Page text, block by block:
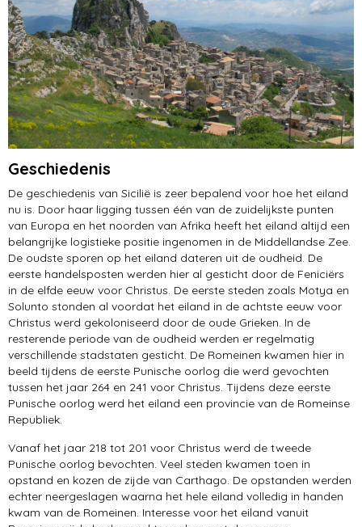
Geschiedenis
De geschiedenis van Sicilië is zeer bepalend voor hoe het eiland
nu is. Door haar ligging tussen één van de zuidelijkste punten
van Europa en het noorden van Afrika heeft het eiland altijd een
belangrijke logistieke positie ingenomen in de Middellandse Zee.
De oudste sporen op het eiland dateren uit de oudheid. De
eerste handelsposten werden hier al gesticht door de Feniciërs
in de elfde eeuw voor Christus. De eerste steden zoals Motya en
Solunto stonden al voordat het eiland in de achtste eeuw voor
Christus werd gekoloniseerd door de oude Grieken. In de
resterende periode van de oudheid werden er regelmatig
verschillende stadstaten gesticht. De Romeinen kwamen hier in
beeld tijdens de eerste Punische oorlog die werd gevochten
tussen het jaar 264 en 241 voor Christus. Tijdens deze eerste
Punische oorlog werd het eiland een provincie van de Romeinse
Republiek.
Vanaf het jaar 218 tot 201 voor Christus werd de tweede
Punische oorlog bevochten. Veel steden kwamen toen in
opstand en kozen de zijde van Carthago. De opstanden werden
echter neergeslagen waarna het hele eiland volledig in handen
kwam van de Romeinen. Interesse voor het eiland vanuit